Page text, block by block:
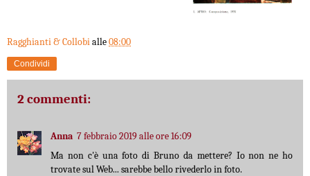
Ragghianti & Collobialle08:00
Condividi
2 commenti:
Anna 7 febbraio 2019 alle ore 16:09
Ma non c'è una foto di Bruno da mettere? Io non ne ho
trovate sul Web... sarebbe bello rivederlo in foto.